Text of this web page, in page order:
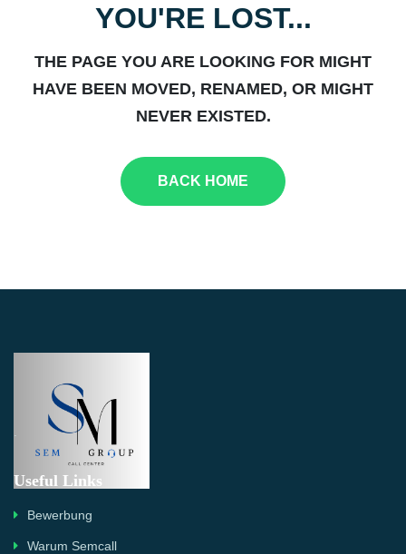
YOU'RE LOST...
THE PAGE YOU ARE LOOKING FOR MIGHT
HAVE BEEN MOVED, RENAMED, OR MIGHT
NEVER EXISTED.
BACK HOME
Useful Links
Bewerbung
Warum Semcall